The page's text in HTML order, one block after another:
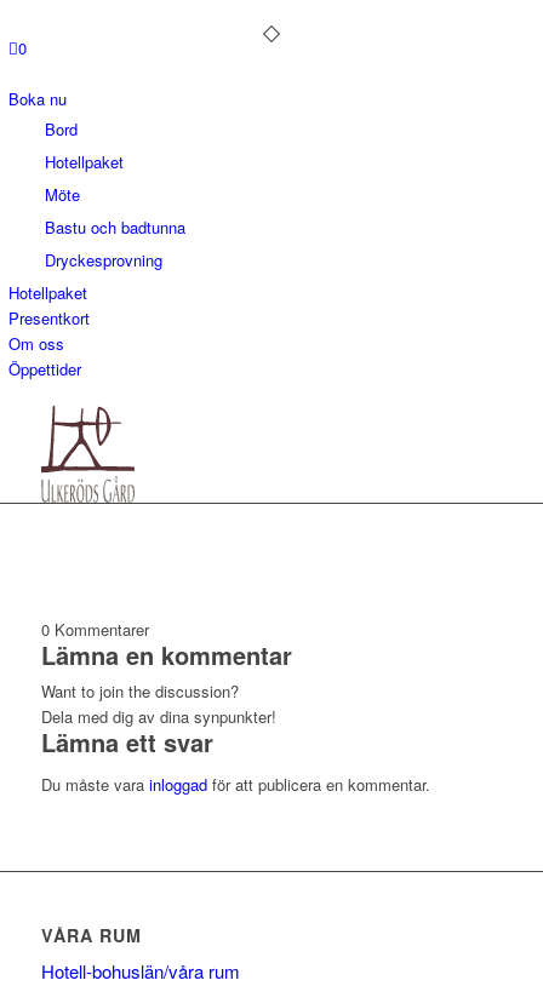
0
Boka nu
Bord
Hotellpaket
Möte
Bastu och badtunna
Dryckesprovning
Hotellpaket
Presentkort
Om oss
Öppettider
0 Kommentarer
Lämna en kommentar
Want to join the discussion?
Dela med dig av dina synpunkter!
Lämna ett svar
Du måste vara inloggadför att publicera en kommentar.
VÅRA RUM
Hotell-bohuslän/våra rum